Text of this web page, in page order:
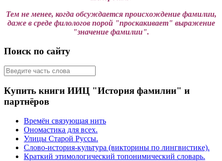
Тем не менее, когда обсуждается происхождение фамилии,
даже в среде филологов порой "проскакивает" выражение
"значение фамилии".
Поиск по сайту
Купить книги ИИЦ "История фамилии" и
партнёров
Времён связующая нить
Ономастика для всех.
Улицы Старой Руссы.
Слово-история-культура (викторины по лингвистике).
Краткий этимологический топонимический словарь.